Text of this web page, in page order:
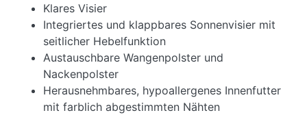
Klares Visier
Integriertes und klappbares Sonnenvisier mit
seitlicher Hebelfunktion
Austauschbare Wangenpolster und
Nackenpolster
Herausnehmbares, hypoallergenes Innenfutter
mit farblich abgestimmten Nähten